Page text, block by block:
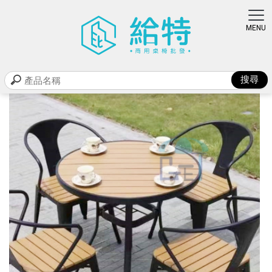
商品類別
首頁>商品類別
戶外塑木80圓桌